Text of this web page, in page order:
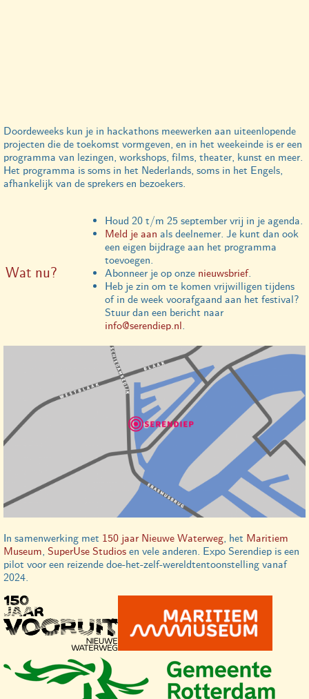
Doordeweeks kun je in hackathons meewerken aan uiteenlopende
projecten die de toekomst vormgeven, en in het weekeinde is er een
programma van lezingen, workshops, films, theater, kunst en meer.
Het programma is soms in het Nederlands, soms in het Engels,
afhankelijk van de sprekers en bezoekers.
Wat nu?
Houd 20 t/m 25 september vrij in je agenda.
Meld je aan als deelnemer. Je kunt dan ook
een eigen bijdrage aan het programma
toevoegen.
Abonneer je op onze nieuwsbrief.
Heb je zin om te komen vrijwilligen tijdens
of in de week voorafgaand aan het festival?
Stuur dan een bericht naar
info@serendiep.nl.
In samenwerking met 150 jaar Nieuwe Waterweg, het Maritiem
Museum, SuperUse Studiosen vele anderen. Expo Serendiep is een
pilot voor een reizende doe-het-zelf-wereldtentoonstelling vanaf
2024.